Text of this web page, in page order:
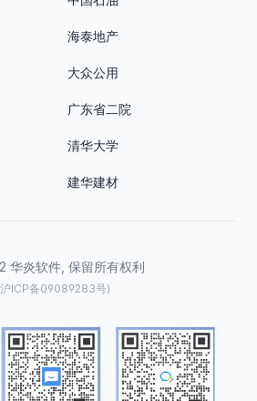
海泰地产
大众公用
广东省二院
清华大学
建华建材
华炎软件, 保留所有权利
ICP备09089283号)